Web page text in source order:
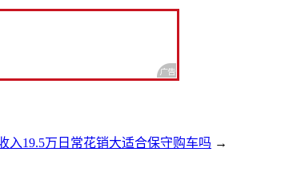
入19.5万日常花销大适合保守购车吗 →